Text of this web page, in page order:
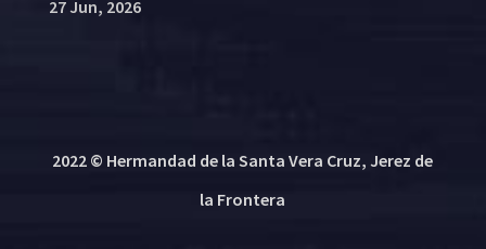
27 Jun, 2026
2022 © Hermandad de la Santa Vera Cruz, Jerez de
la Frontera